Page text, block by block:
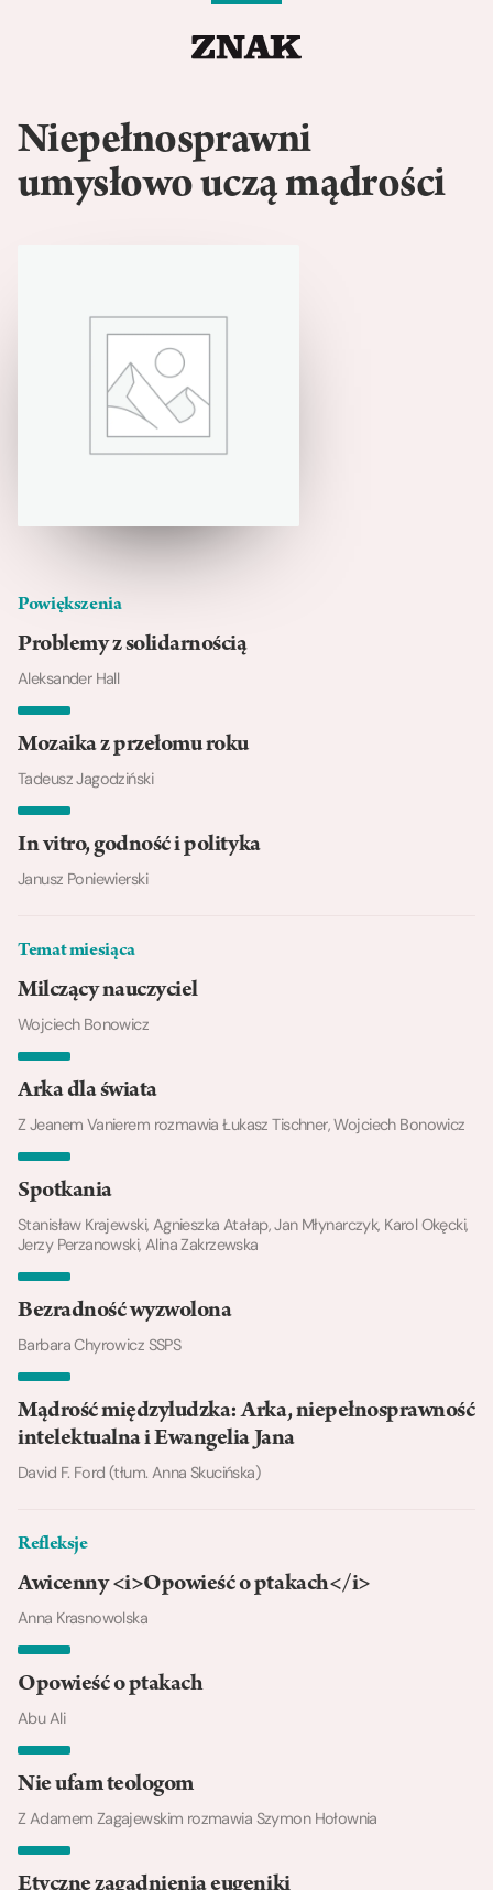
Niepełnosprawni
umysłowo uczą mądrości
Powiększenia
Problemy z solidarnością
Aleksander Hall
Mozaika z przełomu roku
Tadeusz Jagodziński
In vitro, godność i polityka
Janusz Poniewierski
Temat miesiąca
Milczący nauczyciel
Wojciech Bonowicz
Arka dla świata
Z Jeanem Vanierem rozmawia Łukasz Tischner, Wojciech Bonowicz
Spotkania
Stanisław Krajewski, Agnieszka Atałap, Jan Młynarczyk, Karol Okęcki,
Jerzy Perzanowski, Alina Zakrzewska
Bezradność wyzwolona
Barbara Chyrowicz SSPS
Mądrość międzyludzka: Arka, niepełnosprawność
intelektualna i Ewangelia Jana
David F. Ford (tłum. Anna Skucińska)
Refleksje
Awicenny <i>Opowieść o ptakach</i>
Anna Krasnowolska
Opowieść o ptakach
Abu Ali
Nie ufam teologom
Z Adamem Zagajewskim rozmawia Szymon Hołownia